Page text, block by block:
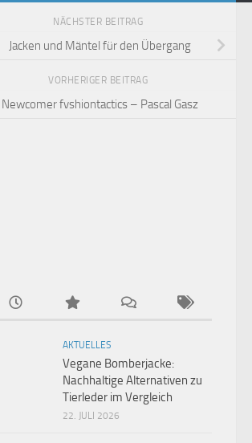
NÄCHSTER BEITRAG
Jacken und Mäntel für den Übergang
VORHERIGER BEITRAG
Newcomer fvshiontactics – Pascal Gasz
AKTUELLES
Vegane Bomberjacke:
Nachhaltige Alternativen zu
Tierleder im Vergleich
22. JULI 2026